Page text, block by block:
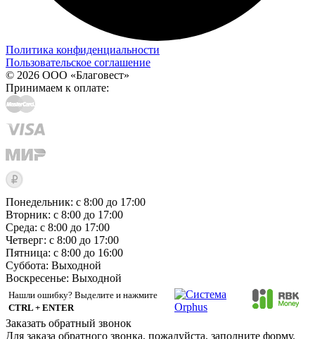
Политика конфиденциальности
Пользовательское соглашение
© 2026 ООО «Благовест»
Принимаем к оплате:
Понедельник: с 8:00 до 17:00
Вторник: с 8:00 до 17:00
Среда: с 8:00 до 17:00
Четверг: с 8:00 до 17:00
Пятница: с 8:00 до 16:00
Суббота: Выходной
Воскресенье: Выходной
Нашли ошибку? Выделите и нажмите
CTRL + ENTER
Заказать обратный звонок
Для заказа обратного звонка, пожалуйста, заполните форму.